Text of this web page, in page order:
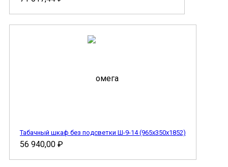
Табачный шкаф без подсветки Ш-9-14 (965х350х1852)
56 940,00 ₽